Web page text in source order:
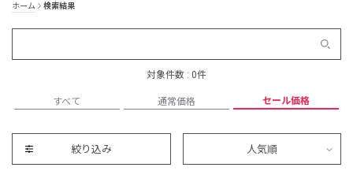
ホーム 検索結果
対象件数 : 0件
すべて 通常価格 セール価格
絞り込み 人気順